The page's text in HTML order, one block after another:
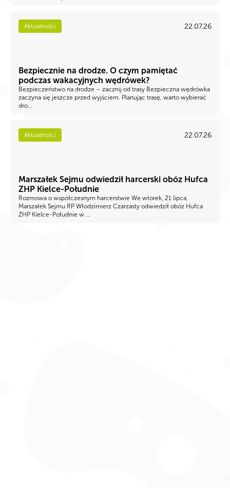
Aktualności 22.07.26
Bezpiecznie na drodze. O czym pamiętać
podczas wakacyjnych wędrówek?
Bezpieczeństwo na drodze – zacznij od trasy Bezpieczna wędrówka
zaczyna się jeszcze przed wyjściem. Planując trasę, warto wybierać
dro...
Aktualności 22.07.26
Marszałek Sejmu odwiedził harcerski obóz Hufca
ZHP Kielce-Południe
Rozmowa o współczesnym harcerstwie We wtorek, 21 lipca,
Marszałek Sejmu RP Włodzimierz Czarzasty odwiedził obóz Hufca
ZHP Kielce-Południe w ...